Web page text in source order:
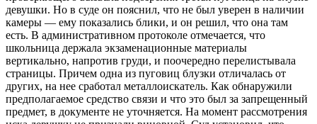
девушки. Но в суде он пояснил, что не был уверен в наличии
камеры — ему показались блики, и он решил, что она там
есть. В административном протоколе отмечается, что
школьница держала экзаменационные материалы
вертикально, напротив груди, и поочередно перелистывала
страницы. Причем одна из пуговиц блузки отличалась от
других, на нее сработал металлоискатель. Как обнаружили
предполагаемое средство связи и что это был за запрещенный
предмет, в документе не уточняется. На момент рассмотрения